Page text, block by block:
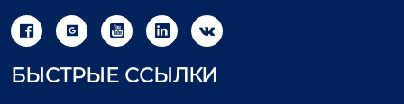
    
БЫСТРЫЕ ССЫЛКИ